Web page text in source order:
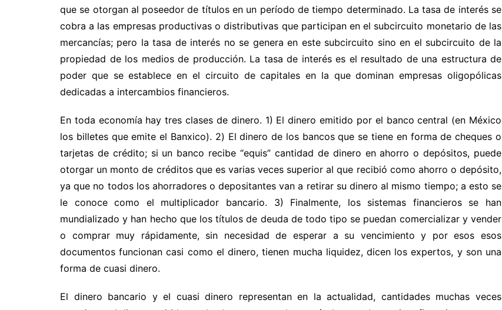
que se otorgan al poseedor de títulos en un período de tiempo determinado. La tasa de interés se
cobra a las empresas productivas o distributivas que participan en el subcircuito monetario de las
mercancías; pero la tasa de interés no se genera en este subcircuito sino en el subcircuito de la
propiedad de los medios de producción. La tasa de interés es el resultado de una estructura de
poder que se establece en el circuito de capitales en la que dominan empresas oligopólicas
dedicadas a intercambios financieros.
En toda economía hay tres clases de dinero. 1) El dinero emitido por el banco central (en México
los billetes que emite el Banxico). 2) El dinero de los bancos que se tiene en forma de cheques o
tarjetas de crédito; si un banco recibe “equis” cantidad de dinero en ahorro o depósitos, puede
otorgar un monto de créditos que es varias veces superior al que recibió como ahorro o depósito,
ya que no todos los ahorradores o depositantes van a retirar su dinero al mismo tiempo; a esto se
le conoce como el multiplicador bancario. 3) Finalmente, los sistemas financieros se han
mundializado y han hecho que los títulos de deuda de todo tipo se puedan comercializar y vender
o comprar muy rápidamente, sin necesidad de esperar a su vencimiento y por esos esos
documentos funcionan casi como el dinero, tienen mucha liquidez, dicen los expertos, y son una
forma de cuasi dinero.
El dinero bancario y el cuasi dinero representan en la actualidad, cantidades muchas veces